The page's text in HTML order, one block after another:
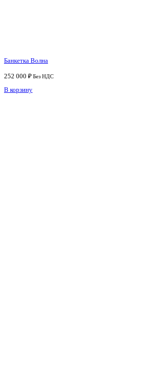
Банкетка Волна
252 000 ₽ Без НДС
В корзину